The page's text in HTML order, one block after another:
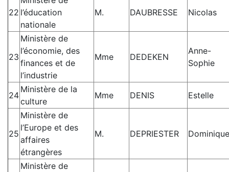
22 l’éducation
nationale
M. DAUBRESSE Nicolas
23
Ministère de
l’économie, des
finances et de
l’industrie
Mme DEDEKEN
Anne-
Sophie
24
Ministère de la
culture
Mme DENIS Estelle
25
Ministère de
l’Europe et des
affaires
étrangères
M. DEPRIESTER Dominique
Ministère de